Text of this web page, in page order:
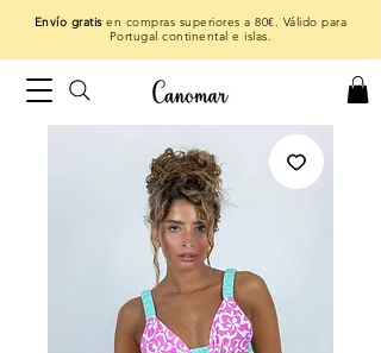
Envío gratisen compras superiores a 80€. Válido para
Portugal continental e islas.